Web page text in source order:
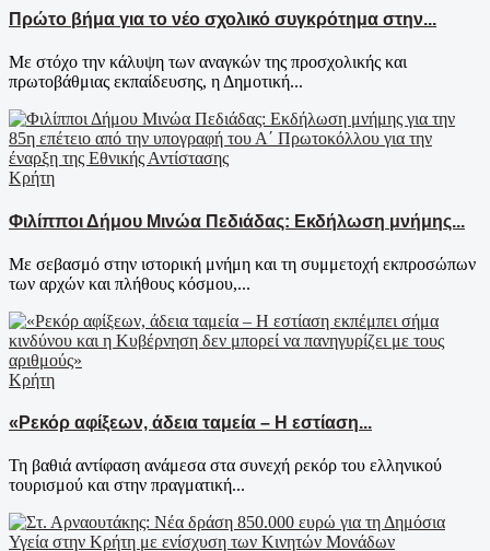
Πρώτο βήμα για το νέο σχολικό συγκρότημα στην...
Με στόχο την κάλυψη των αναγκών της προσχολικής και
πρωτοβάθμιας εκπαίδευσης, η Δημοτική...
Κρήτη
Φιλίπποι Δήμου Μινώα Πεδιάδας: Εκδήλωση μνήμης...
Με σεβασμό στην ιστορική μνήμη και τη συμμετοχή εκπροσώπων
των αρχών και πλήθους κόσμου,...
Κρήτη
«Ρεκόρ αφίξεων, άδεια ταμεία – Η εστίαση...
Τη βαθιά αντίφαση ανάμεσα στα συνεχή ρεκόρ του ελληνικού
τουρισμού και στην πραγματική...